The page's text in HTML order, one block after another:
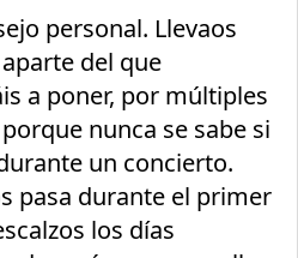
personal. Llevaos
del que
a poner, por múltiples
nunca se sabe si
un concierto.
pasa durante el primer
los días